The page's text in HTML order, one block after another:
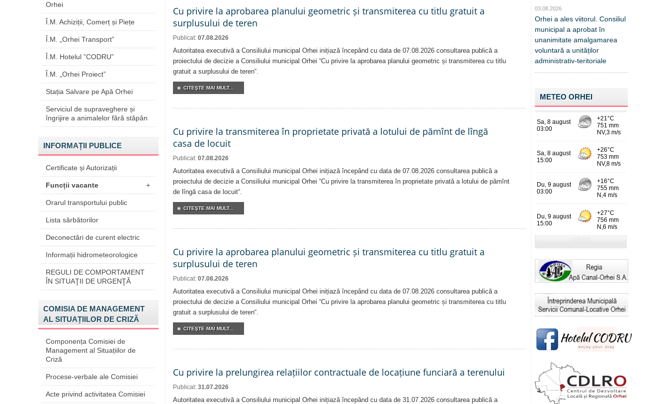
Orhei
Î.M. Achiziții, Comerț și Piețe
Î.M. „Orhei Transport”
Î.M. Hotelul ”CODRU”
Î.M. „Orhei Proiect”
Stația Salvare pe Apă Orhei
Serviciul de supraveghere și
îngrijire a animalelor fără stăpân
INFORMAȚII PUBLICE
Certificate și Autorizații
Funcții vacante +
Orarul transportului public
Lista sărbătorilor
Deconectări de curent electric
Informații hidrometeorologice
REGULI DE COMPORTAMENT
ÎN SITUAŢII DE URGENŢĂ
COMISIA DE MANAGEMENT
AL SITUAȚIILOR DE CRIZĂ
Componența Comisiei de
Management al Situațiilor de
Criză
Procese-verbale ale Comisiei
Acte privind activitatea Comisiei
Cu privire la aprobarea planului geometric și transmiterea cu titlu gratuit a
surplusului de teren
Publicat: 07.08.2026
Autoritatea executivă a Consiliului municipal Orhei inițiază începând cu data de 07.08.2026 consultarea publică a
proiectului de decizie a Consiliului municipal Orhei “Cu privire la aprobarea planului geometric și transmiterea cu titlu
gratuit a surplusului de teren“.
CITEŞTE MAI MULT...
Cu privire la transmiterea în proprietate privată a lotului de pămînt de lîngă
casa de locuit
Publicat: 07.08.2026
Autoritatea executivă a Consiliului municipal Orhei inițiază începând cu data de 07.08.2026 consultarea publică a
proiectului de decizie a Consiliului municipal Orhei “Cu privire la transmiterea în proprietate privată a lotului de pămînt
de lîngă casa de locuit“.
CITEŞTE MAI MULT...
Cu privire la aprobarea planului geometric și transmiterea cu titlu gratuit a
surplusului de teren
Publicat: 07.08.2026
Autoritatea executivă a Consiliului municipal Orhei inițiază începând cu data de 07.08.2026 consultarea publică a
proiectului de decizie a Consiliului municipal Orhei “Cu privire la aprobarea planului geometric și transmiterea cu titlu
gratuit a surplusului de teren“.
CITEŞTE MAI MULT...
Cu privire la prelungirea relațiilor contractuale de locațiune funciară a terenului
Publicat: 31.07.2026
Autoritatea executivă a Consiliului municipal Orhei inițiază începând cu data de 31.07.2026 consultarea publică a
03.08.2026
Orhei a ales viitorul. Consiliul
municipal a aprobat în
unanimitate amalgamarea
voluntară a unităților
administrativ-teritoriale
METEO ORHEI